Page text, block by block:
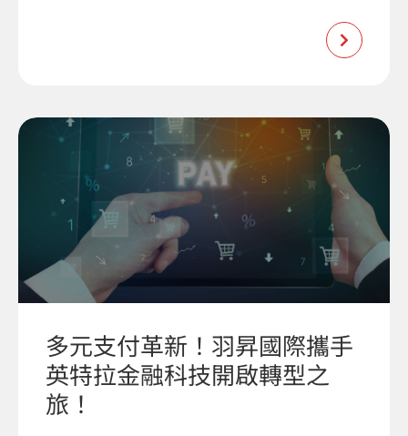
多元支付革新！羽昇國際攜手
英特拉金融科技開啟轉型之
旅！